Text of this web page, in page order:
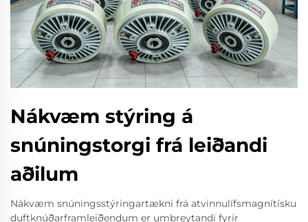
Nákvæm stýring á
snúningstorgi frá leiðandi
aðilum
Nákvæm snúningsstýringartækni frá atvinnulífsmagnítísku
duftknúðarframleiðendum er umbreytandi fyrir